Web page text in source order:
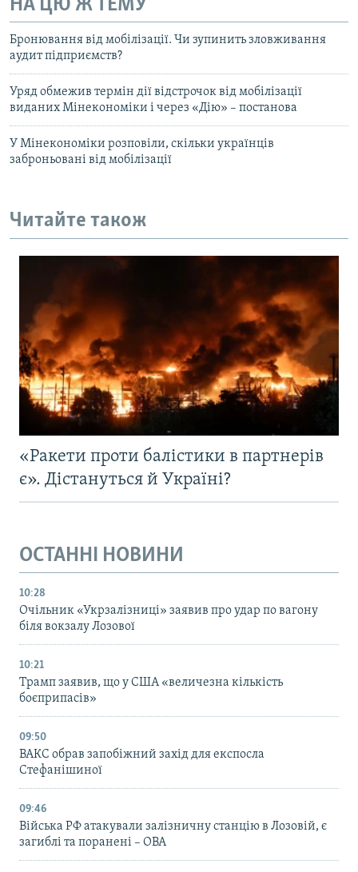
НА ЦЮ Ж ТЕМУ
Бронювання від мобілізації. Чи зупинить зловживання
аудит підприємств?
Уряд обмежив термін дії відстрочок від мобілізації
виданих Мінекономіки і через «Дію» – постанова
У Мінекономіки розповіли, скільки українців
заброньовані від мобілізації
Читайте також
«Ракети проти балістики в партнерів
є». Дістануться й Україні?
ОСТАННІ НОВИНИ
10:28
Очільник «Укрзалізниці» заявив про удар по вагону
біля вокзалу Лозової
10:21
Трамп заявив, що у США «величезна кількість
боєприпасів»
09:50
ВАКС обрав запобіжний захід для експосла
Стефанішиної
09:46
Війська РФ атакували залізничну станцію в Лозовій, є
загиблі та поранені – ОВА